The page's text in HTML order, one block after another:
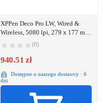
XPPen Deco Pro LW, Wired &
Wireless, 5080 lpi, 279 x 177 mm,
USB/Bluetooth, 1 cm, Pen
(0)
940.51 zł
Dostępne u naszego dostawcy · 6
dni